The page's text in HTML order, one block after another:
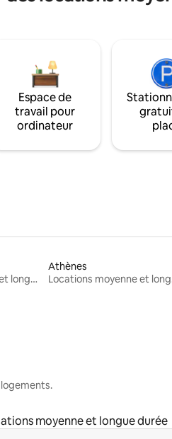
Espace de
travail pour
ordinateur
Locations moyenne et longue durée
Athènes
moyenne et longue durée